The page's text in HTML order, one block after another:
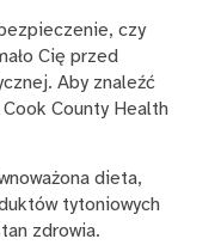
czy
Cię przed
Aby znaleźć
County Health
dieta,
tytoniowych
zdrowia.